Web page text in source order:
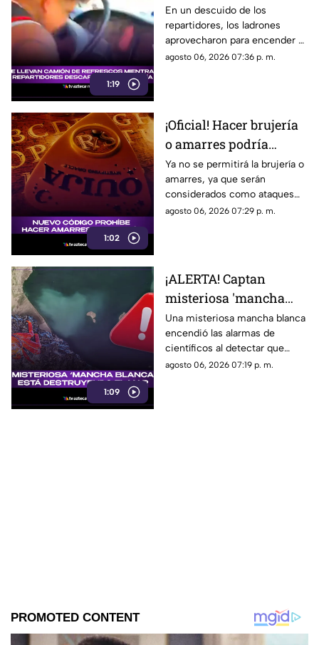
1:19
camión de refrescos
mientras repartidores
descargaban [VIDEO]
En un descuido de los
repartidores, los ladrones
aprovecharon para encender el
camión y llevárselo con todo y
agosto 06, 2026 07:36 p. m.
1:02
¡Oficial! Hacer brujería
o amarres podría
llevarte a la CÁRCEL;
esto dice nueva norma
Ya no se permitirá la brujería o
amarres, ya que serán
considerados como ataques
contra los demás, razón por la
agosto 06, 2026 07:29 p. m.
1:09
¡ALERTA! Captan
misteriosa 'mancha
blanca' que está
destruyendo el mar;
¿podría llegar a
Veracruz?
Una misteriosa mancha blanca
encendió las alarmas de
científicos al detectar que
estaba destruyendo la
agosto 06, 2026 07:19 p. m.